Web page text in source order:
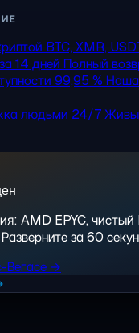
BTC, XMR,
14 дней Полный
99,95 % Наша
людьми 24/7
AMD EPYC,
за 60
Вегасе →